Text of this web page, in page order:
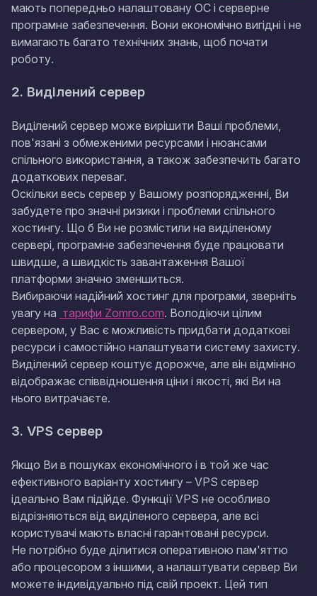
мають попередньо налаштовану ОС і серверне
програмне забезпечення. Вони економічно вигідні і не
вимагають багато технічних знань, щоб почати
роботу.
2. Виділений сервер
Виділений сервер може вирішити Ваші проблеми,
пов'язані з обмеженими ресурсами і нюансами
спільного використання, а також забезпечить багато
додаткових переваг.
Оскільки весь сервер у Вашому розпорядженні, Ви
забудете про значні ризики і проблеми спільного
хостингу. Що б Ви не розмістили на виділеному
сервері, програмне забезпечення буде працювати
швидше, а швидкість завантаження Вашої
платформи значно зменшиться.
Вибираючи надійний хостинг для програми, зверніть
увагу на тарифи Zomro.com. Володіючи цілим
сервером, у Вас є можливість придбати додаткові
ресурси і самостійно налаштувати систему захисту.
Виділений сервер коштує дорожче, але він відмінно
відображає співвідношення ціни і якості, які Ви на
нього витрачаєте.
3. VPS сервер
Якщо Ви в пошуках економічного і в той же час
ефективного варіанту хостингу – VPS сервер
ідеально Вам підійде. Функції VPS не особливо
відрізняються від виділеного сервера, але всі
користувачі мають власні гарантовані ресурси.
Не потрібно буде ділитися оперативною пам'яттю
або процесором з іншими, а налаштувати сервер Ви
можете індивідуально під свій проект. Цей тип